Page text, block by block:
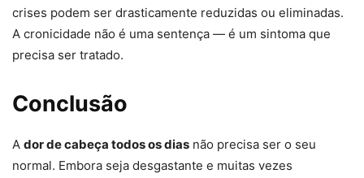
crises podem ser drasticamente reduzidas ou eliminadas.
A cronicidade não é uma sentença — é um sintoma que
precisa ser tratado.
Conclusão
A dor de cabeça todos os dias não precisa ser o seu
normal. Embora seja desgastante e muitas vezes